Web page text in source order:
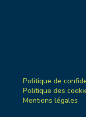
Politique de
Politique des
Mentions légales